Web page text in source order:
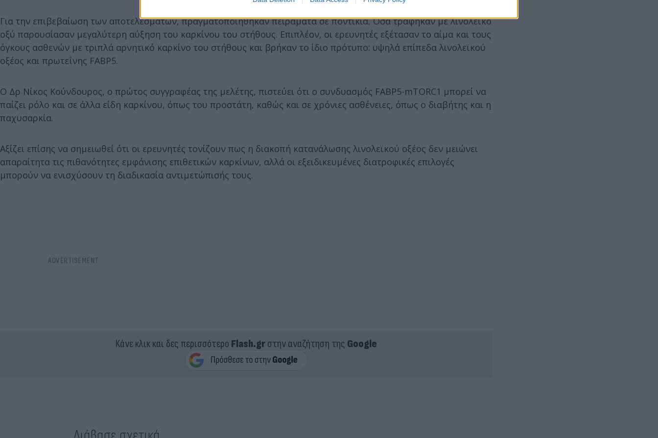
Για την επιβεβαίωση των αποτελεσμάτων, πραγματοποιήθηκαν πειράματα σε ποντίκια. Όσα τράφηκαν με λινολεϊκό
οξύ παρουσίασαν μεγαλύτερη αύξηση του καρκίνου του στήθους. Επιπλέον, οι ερευνητές εξέτασαν το αίμα και τους
όγκους ασθενών με τριπλά αρνητικό καρκίνο του στήθους και βρήκαν το ίδιο πρότυπο: υψηλά επίπεδα λινολεϊκού
οξέος και πρωτεΐνης FABP5.
Ο Δρ Νίκος Κούνδουρος, ο πρώτος συγγραφέας της μελέτης, πιστεύει ότι ο συνδυασμός FABP5-mTORC1 μπορεί να
παίζει ρόλο και σε άλλα είδη καρκίνου, όπως του προστάτη, καθώς και σε χρόνιες ασθένειες, όπως ο διαβήτης και η
παχυσαρκία.
Αξίζει επίσης να σημειωθεί ότι οι ερευνητές τονίζουν πως η διακοπή κατανάλωσης λινολεϊκού οξέος δεν μειώνει
απαραίτητα τις πιθανότητες εμφάνισης επιθετικών καρκίνων, αλλά οι εξειδικευμένες διατροφικές επιλογές
μπορούν να ενισχύσουν τη διαδικασία αντιμετώπισής τους.
Κάνε κλικ και δες περισσότερο Flash.grστην αναζήτηση της Google